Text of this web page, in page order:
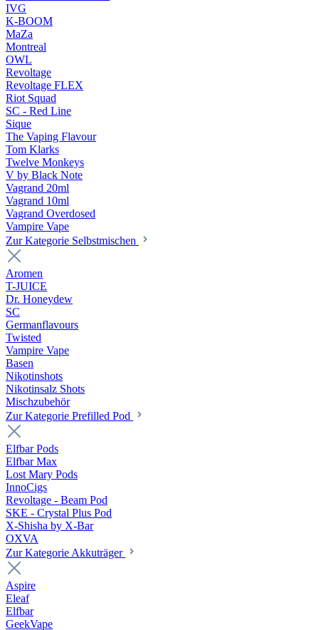
IVG
K-BOOM
MaZa
Montreal
OWL
Revoltage
Revoltage FLEX
Riot Squad
SC - Red Line
Sique
The Vaping Flavour
Tom Klarks
Twelve Monkeys
V by Black Note
Vagrand 20ml
Vagrand 10ml
Vagrand Overdosed
Vampire Vape
Zur Kategorie Selbstmischen
Aromen
T-JUICE
Dr. Honeydew
SC
Germanflavours
Twisted
Vampire Vape
Basen
Nikotinshots
Nikotinsalz Shots
Mischzubehör
Zur Kategorie Prefilled Pod
Elfbar Pods
Elfbar Max
Lost Mary Pods
InnoCigs
Revoltage - Beam Pod
SKE - Crystal Plus Pod
X-Shisha by X-Bar
OXVA
Zur Kategorie Akkuträger
Aspire
Eleaf
Elfbar
GeekVape